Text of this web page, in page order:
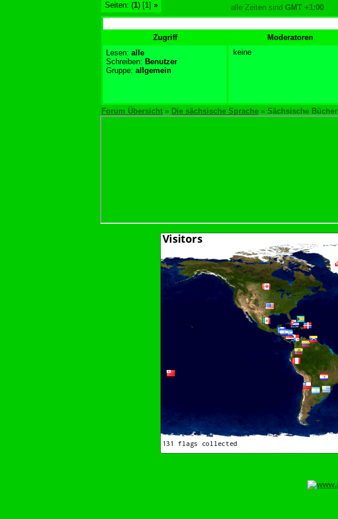
Seiten: (1) [1] » alle Zeiten sind GMT +1:00
Zugriff Moderatoren
Lesen: alle
Schreiben: Benutzer
Gruppe: allgemein
keine
Forum Übersicht » Die sächsische Sprache » Sächsische Bücher